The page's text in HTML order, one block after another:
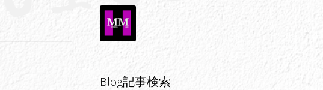
Blog記事検索